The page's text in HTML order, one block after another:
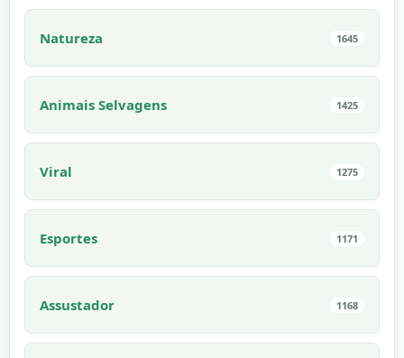
Natureza 1645
Animais Selvagens 1425
Viral 1275
Esportes 1171
Assustador 1168